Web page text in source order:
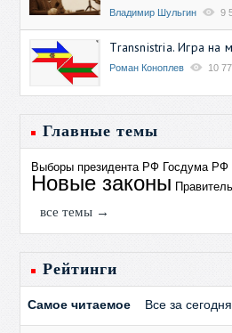
Владимир Шульгин 9
Transnistria. Игра на
Роман Коноплев 10
Главные темы
Выборы президента РФ Госдума РФ
Новые законы
все темы →
Рейтинги
Самое читаемое Все за сегодня